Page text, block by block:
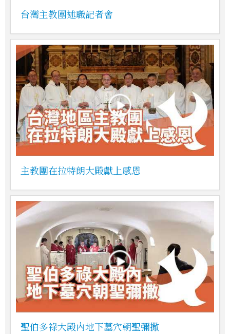
台灣主教團述職記者會
主教團在拉特朗大殿獻上感恩
聖伯多祿大殿內地下墓穴朝聖彌撒